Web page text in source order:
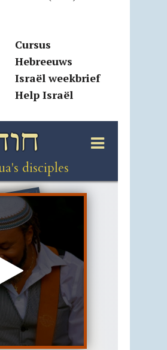
Cursus
Hebreeuws
Israël weekbrief
Help Israël